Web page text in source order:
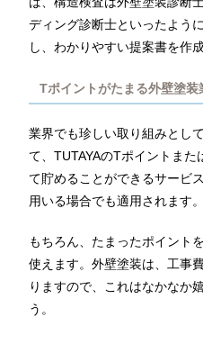
ディング診断士といったよう
し、わかりやすい提案書を作
Tポイントがたまる外壁塗装
業界でも珍しい取り組みとし
て、TUTAYAのTポイントま
て貯めることができるサービ
用いる場合でも適用されます。
もちろん、たまったポイント
使えます。外壁塗装は、工事
りますので、これはなかなか
う。